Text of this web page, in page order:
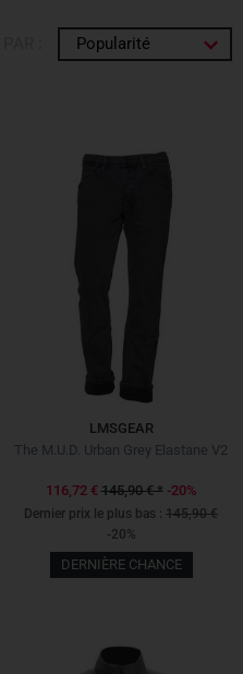
Popularité
LMSGEAR
The M.U.D. Urban Grey Elastane V2
116,72 € 145,90 €* -20%
Dernier prix le plus bas : 145,90 €
-20%
DERNIÈRE CHANCE